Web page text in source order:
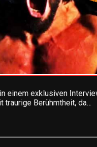
einem exklusiven
traurige Berühmtheit, da…